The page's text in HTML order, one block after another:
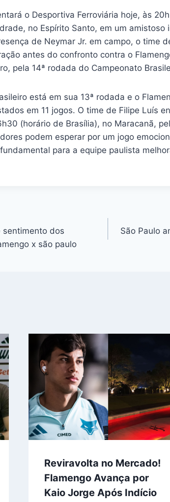
o Desportiva Ferroviária hoje, às
no Espírito Santo, em um amistoso
de Neymar Jr. em campo, o time
antes do confronto contra o
pela 14ª rodada do Campeonato
está em sua 13ª rodada e o
em 11 jogos. O time de Filipe Luís
(horário de Brasília), no Maracanã,
podem esperar por um jogo
para a equipe paulista
sentimento dos
x são paulo
São Paulo
Reviravolta no Mercado!
Flamengo Avança por
Kaio Jorge Após Indício